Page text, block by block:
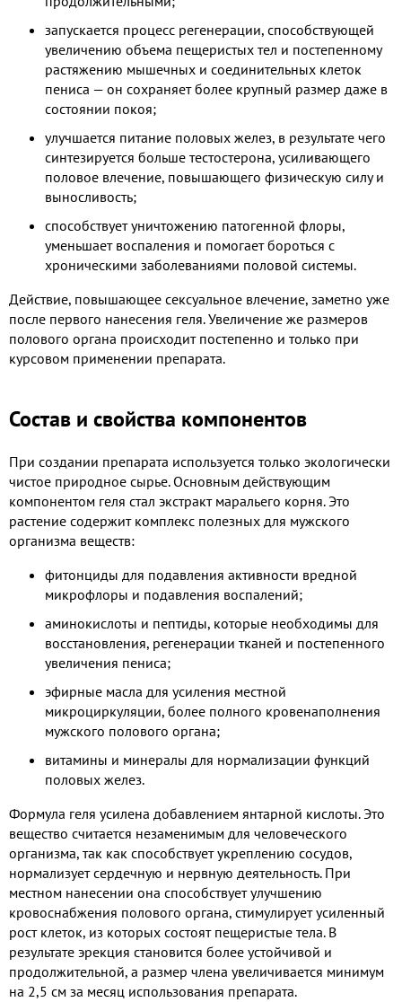
запускается процесс регенерации, способствующей
увеличению объема пещеристых тел и постепенному
растяжению мышечных и соединительных клеток
пениса — он сохраняет более крупный размер даже в
состоянии покоя;
улучшается питание половых желез, в результате чего
синтезируется больше тестостерона, усиливающего
половое влечение, повышающего физическую силу и
выносливость;
способствует уничтожению патогенной флоры,
уменьшает воспаления и помогает бороться с
хроническими заболеваниями половой системы.
Действие, повышающее сексуальное влечение, заметно уже
после первого нанесения геля. Увеличение же размеров
полового органа происходит постепенно и только при
курсовом применении препарата.
Состав и свойства компонентов
При создании препарата используется только экологически
чистое природное сырье. Основным действующим
компонентом геля стал экстракт маральего корня. Это
растение содержит комплекс полезных для мужского
организма веществ:
фитонциды для подавления активности вредной
микрофлоры и подавления воспалений;
аминокислоты и пептиды, которые необходимы для
восстановления, регенерации тканей и постепенного
увеличения пениса;
эфирные масла для усиления местной
микроциркуляции, более полного кровенаполнения
мужского полового органа;
витамины и минералы для нормализации функций
половых желез.
Формула геля усилена добавлением янтарной кислоты. Это
вещество считается незаменимым для человеческого
организма, так как способствует укреплению сосудов,
нормализует сердечную и нервную деятельность. При
местном нанесении она способствует улучшению
кровоснабжения полового органа, стимулирует усиленный
рост клеток, из которых состоят пещеристые тела. В
результате эрекция становится более устойчивой и
продолжительной, а размер члена увеличивается минимум
на 2,5 см за месяц использования препарата.